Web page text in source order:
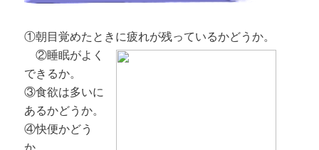
①朝目覚めたときに疲れが残っているかどうか。
②睡眠がよく
できるか。
③食欲は多いに
あるかどうか。
④快便かどう
か。